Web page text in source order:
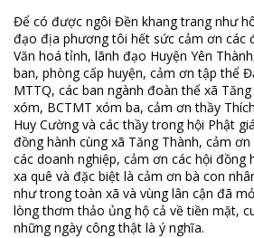
Để có được ngôi Đền khang trang như
đạo địa phương tôi hết sức cảm ơn các
Văn hoá tỉnh, lãnh đạo Huyện Yên
ban, phòng cấp huyện, cảm ơn tập thể
MTTQ, các ban ngành đoàn thể xã
xóm, BCTMT xóm ba, cảm ơn thầy
Huy Cường và các thầy trong hội Phật
đồng hành cùng xã Tăng Thành, cảm
các doanh nghiệp, cảm ơn các hội đồng
xa quê và đặc biệt là cảm ơn bà con
như trong toàn xã và vùng lân cận đã
lòng thơm thảo ủng hộ cả về tiền mặt,
những ngày công thật là ý nghĩa.